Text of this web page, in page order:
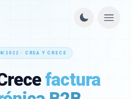
2022 · CREA Y CRECE
factura